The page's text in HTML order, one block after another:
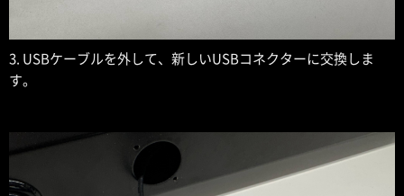
3. USBケーブルを外して、新しいUSBコネクターに交換しま
す。